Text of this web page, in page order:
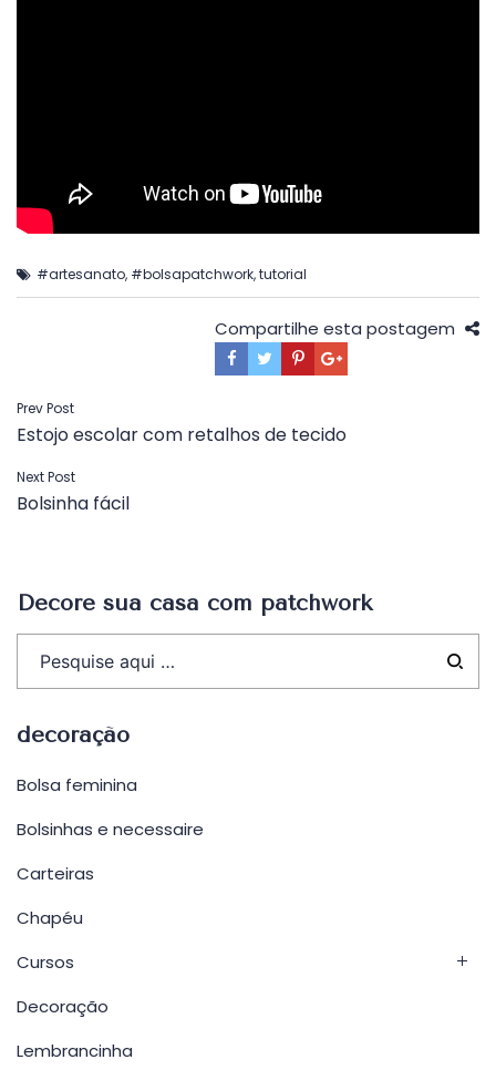
#artesanato, #bolsapatchwork,tutorial
Compartilhe esta postagem
Navegação
de
Post
Prev Post
Estojo escolar com retalhos de tecido
Next Post
Bolsinha fácil
Decore sua casa com patchwork
decoração
Bolsa feminina
Bolsinhas e necessaire
Carteiras
Chapéu
Cursos
Decoração
Lembrancinha